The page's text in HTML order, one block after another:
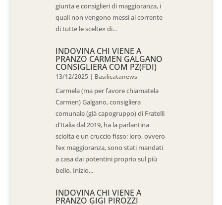
giunta e consiglieri di maggioranza, i
quali non vengono messi al corrente
di tutte le scelte» di...
INDOVINA CHI VIENE A
PRANZO CARMEN GALGANO
CONSIGLIERA COM PZ(FDI)
13/12/2025 | Basilicatanews
Carmela (ma per favore chiamatela
Carmen) Galgano, consigliera
comunale (già capogruppo) di Fratelli
d’Italia dal 2019, ha la parlantina
sciolta e un cruccio fisso: loro, ovvero
l’ex maggioranza, sono stati mandati
a casa dai potentini proprio sul più
bello. Inizio...
INDOVINA CHI VIENE A
PRANZO GIGI PIROZZI